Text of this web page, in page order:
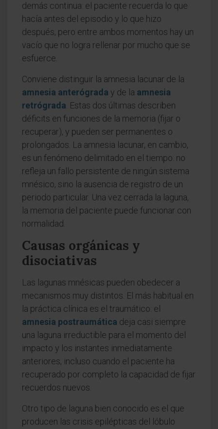
demás continua: el paciente recuerda lo que
hacía antes del episodio y lo que hizo
después, pero entre ambos momentos hay un
vacío que no logra rellenar por mucho que se
esfuerce.
Conviene distinguir la amnesia lacunar de la
amnesia anterógrada y de la amnesia
retrógrada . Estas dos últimas describen
déficits en funciones de la memoria (fijar o
recuperar), y pueden ser permanentes o
prolongados. La amnesia lacunar, en cambio,
es un fenómeno delimitado en el tiempo: no
refleja un fallo persistente de ningún sistema
mnésico, sino la ausencia de registro de un
periodo particular. Una vez cerrada la laguna,
la memoria del paciente puede funcionar con
normalidad.
Causas orgánicas y
disociativas
Las lagunas mnésicas pueden obedecer a
mecanismos muy distintos. El más habitual en
la práctica clínica es el traumático: el
amnesia postraumática deja casi siempre
una laguna irreductible para el momento del
impacto y los instantes inmediatamente
anteriores, incluso cuando el paciente ha
recuperado por completo la capacidad de fijar
recuerdos nuevos.
Otro tipo de laguna bien conocido es el que
producen las crisis epilépticas del lóbulo